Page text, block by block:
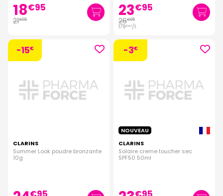
18€95
21€95 23€95
26€95
179€67/l.
-15€
CLARINS
Summer Look poudre bronzante
10g
-3€
NOUVEAU
CLARINS
Solaire creme toucher sec
SPF50 50ml